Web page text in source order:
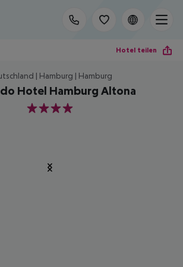
Hotel teilen
| Hamburg | Hamburg
Hotel Hamburg Altona
4